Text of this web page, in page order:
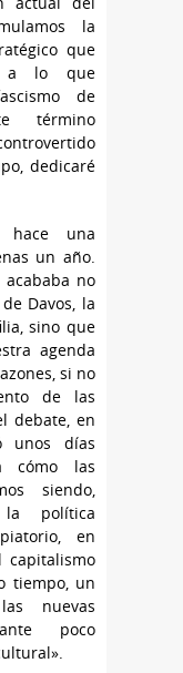
la
que
a lo que
de
término
dedicaré
hace una
un año.
acababa no
Davos, la
sino que
agenda
si no
de las
debate, en
unos días
cómo las
siendo,
política
en
capitalismo
tiempo, un
nuevas
poco